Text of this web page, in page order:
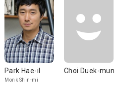
Park Hae-il
Monk Shin-mi
Choi Duek-mun